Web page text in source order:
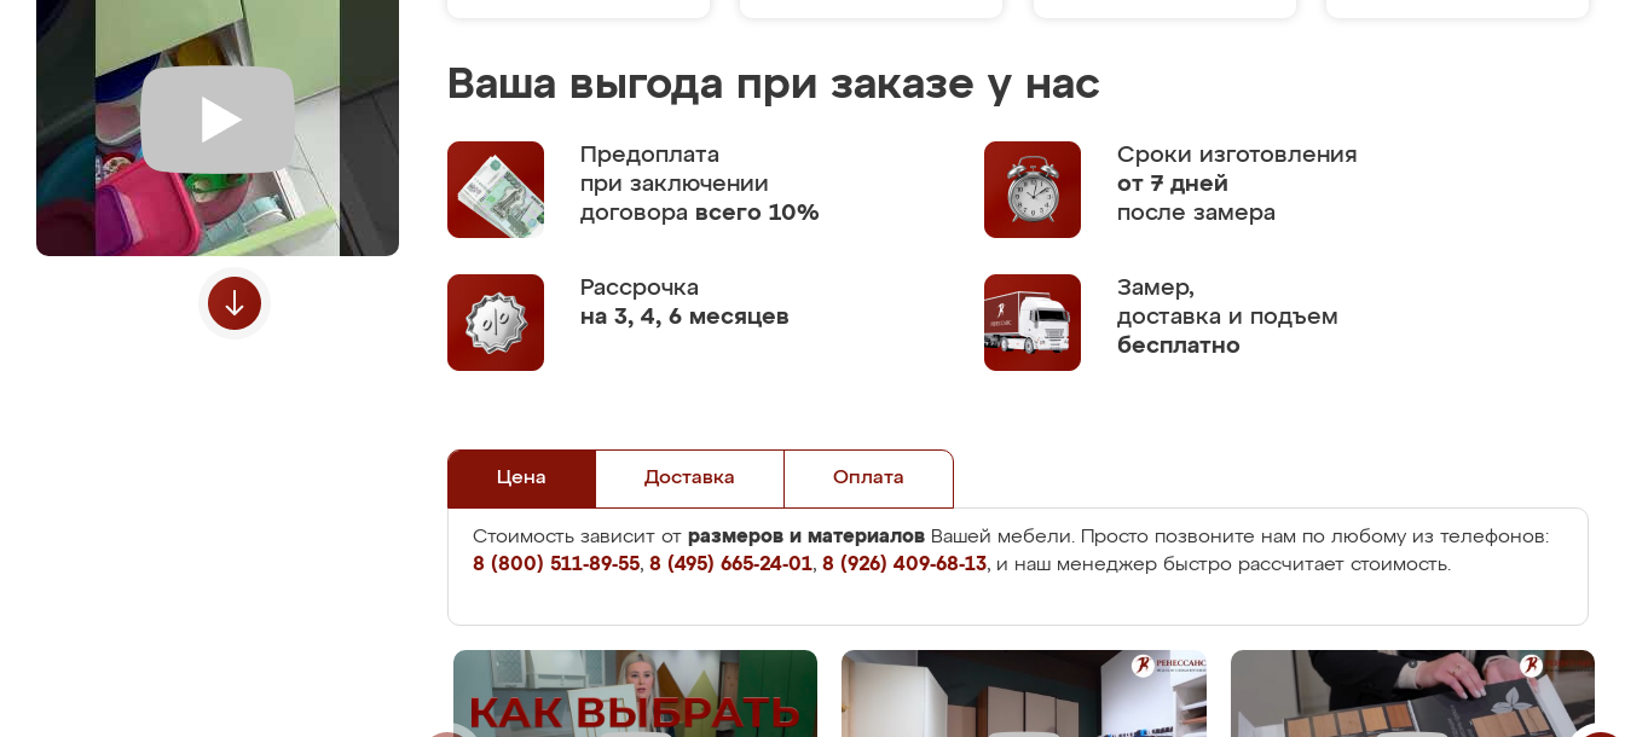
Ваша выгода при заказе у нас
Предоплата
при заключении
договора всего 10%
Сроки изготовления
от 7 дней
после замера
Рассрочка
на 3, 4, 6 месяцев
Замер,
доставка и подъем
бесплатно
Цена Доставка Оплата
Стоимость зависит от размеров и материалов Вашей мебели. Просто позвоните нам по любому из телефонов:
8 (800) 511-89-55, 8 (495) 665-24-01, 8 (926) 409-68-13, и наш менеджер быстро рассчитает стоимость.